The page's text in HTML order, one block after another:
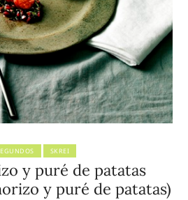
SKREI
y puré de patatas
y puré de patatas)